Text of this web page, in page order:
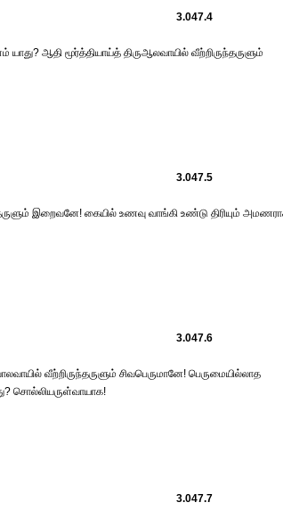
3.047.4
ஆதி மூர்த்தியாய்த் திருஆலவாயில் வீற்றிருந்தருளும்
3.047.5
இறைவனே! கையில் உணவு வாங்கி உண்டு திரியும்
3.047.6
வீற்றிருந்தருளும் சிவபெருமானே! பெருமையில்லாத
சொல்லியருள்வாயாக!
3.047.7